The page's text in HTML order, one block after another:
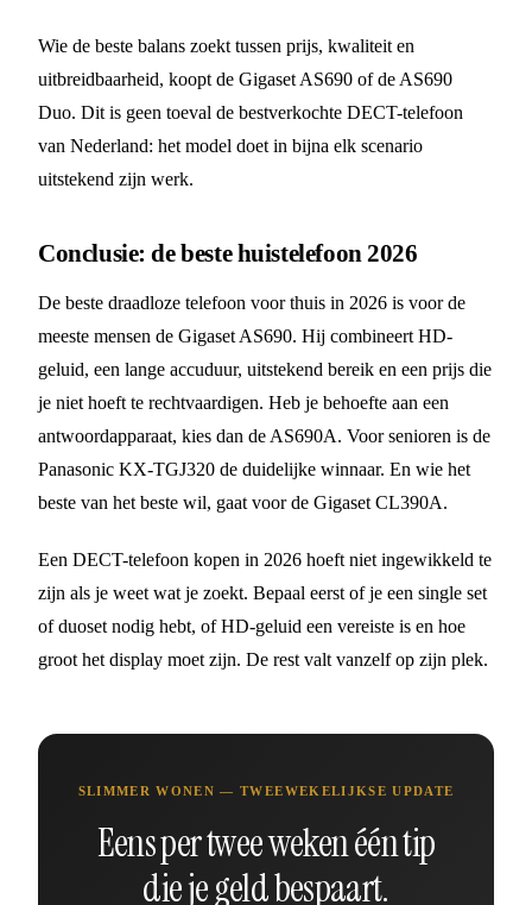
Wie de beste balans zoekt tussen prijs, kwaliteit en
uitbreidbaarheid, koopt de Gigaset AS690 of de AS690
Duo. Dit is geen toeval de bestverkochte DECT-telefoon
van Nederland: het model doet in bijna elk scenario
uitstekend zijn werk.
Conclusie: de beste huistelefoon 2026
De beste draadloze telefoon voor thuis in 2026 is voor de
meeste mensen de Gigaset AS690. Hij combineert HD-
geluid, een lange accuduur, uitstekend bereik en een prijs die
je niet hoeft te rechtvaardigen. Heb je behoefte aan een
antwoordapparaat, kies dan de AS690A. Voor senioren is de
Panasonic KX-TGJ320 de duidelijke winnaar. En wie het
beste van het beste wil, gaat voor de Gigaset CL390A.
Een DECT-telefoon kopen in 2026 hoeft niet ingewikkeld te
zijn als je weet wat je zoekt. Bepaal eerst of je een single set
of duoset nodig hebt, of HD-geluid een vereiste is en hoe
groot het display moet zijn. De rest valt vanzelf op zijn plek.
SLIMMER WONEN — TWEEWEKELIJKSE UPDATE
Eens per twee weken één tip
die je geld bespaart.